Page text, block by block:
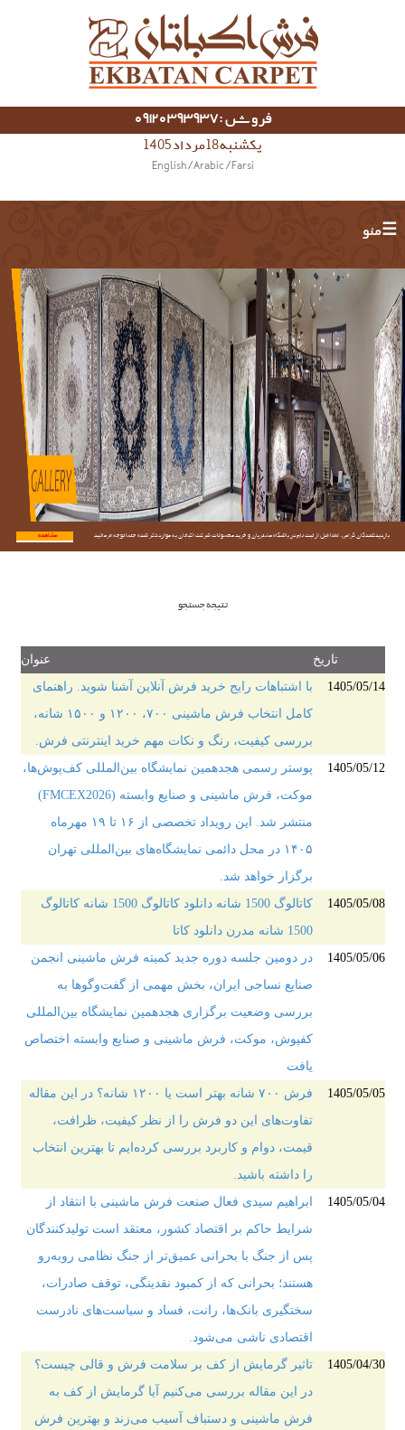
فروش :09120393937
یکشنبه 18 مرداد 1405
English/ Arabic / Farsi
☰ منو
بازدیدکنندگان گرامی؛ لطفا قبل از ثبت نام در باشگاه مشتریان و خرید محصولات شرکت اکباتان به موارد ذکر شده حتما توجه فرمائید. مشاهده...
تتیجه جستجو
تاریخ
عنوان
1405/05/14
با اشتباهات رایج خرید فرش آنلاین آشنا شوید. راهنمای
کامل انتخاب فرش ماشینی ۷۰۰، ۱۲۰۰ و ۱۵۰۰ شانه،
بررسی کیفیت، رنگ و نکات مهم خرید اینترنتی فرش.
1405/05/12
پوستر رسمی هجدهمین نمایشگاه بین‌المللی کف‌پوش‌ها،
موکت، فرش ماشینی و صنایع وابسته (FMCEX2026)
منتشر شد. این رویداد تخصصی از ۱۶ تا ۱۹ مهرماه
۱۴۰۵ در محل دائمی نمایشگاه‌های بین‌المللی تهران
برگزار خواهد شد.
1405/05/08
کاتالوگ 1500 شانه دانلود کاتالوگ 1500 شانه کاتالوگ
1500 شانه مدرن دانلود کاتا
1405/05/06
در دومین جلسه دوره جدید کمیته فرش ماشینی انجمن
صنایع نساجی ایران، بخش مهمی از گفت‌وگوها به
بررسی وضعیت برگزاری هجدهمین نمایشگاه بین‌المللی
کفپوش، موکت، فرش ماشینی و صنایع وابسته اختصاص
یافت
1405/05/05
فرش ۷۰۰ شانه بهتر است یا ۱۲۰۰ شانه؟ در این مقاله
تفاوت‌های این دو فرش را از نظر کیفیت، ظرافت،
قیمت، دوام و کاربرد بررسی کرده‌ایم تا بهترین انتخاب
را داشته باشید.
1405/05/04
ابراهیم سیدی فعال صنعت فرش ماشینی با انتقاد از
شرایط حاکم بر اقتصاد کشور، معتقد است تولیدکنندگان
پس از جنگ با بحرانی عمیق‌تر از جنگ نظامی روبه‌رو
هستند؛ بحرانی که از کمبود نقدینگی، توقف صادرات،
سختگیری بانک‌ها، رانت، فساد و سیاست‌های نادرست
اقتصادی ناشی می‌شود.
1405/04/30
تاثیر گرمایش از کف بر سلامت فرش و قالی چیست؟
در این مقاله بررسی می‌کنیم آیا گرمایش از کف به
فرش ماشینی و دستباف آسیب می‌زند و بهترین فرش